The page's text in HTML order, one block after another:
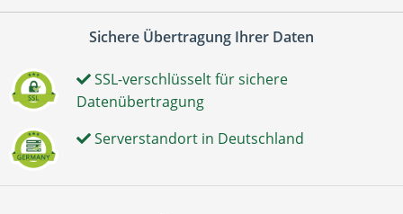
Sichere Übertragung Ihrer Daten
SSL-verschlüsselt für sichere
Datenübertragung
Serverstandort in Deutschland